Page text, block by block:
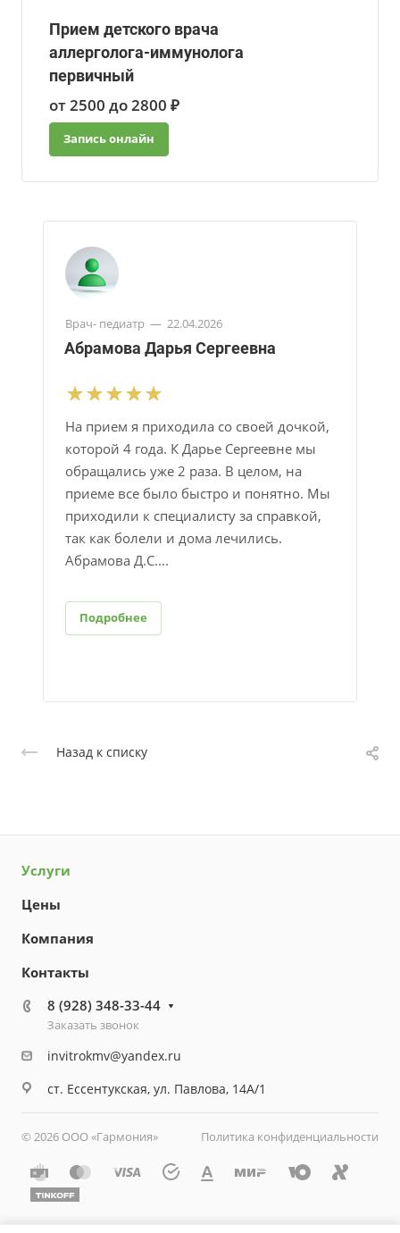
Прием детского врача
аллерголога-иммунолога
первичный
от 2500 до 2800 ₽
Запись онлайн
Врач- педиатр — 22.04.2026
Абрамова Дарья Сергеевна
На прием я приходила со своей дочкой,
которой 4 года. К Дарье Сергеевне мы
обращались уже 2 раза. В целом, на
приеме все было быстро и понятно. Мы
приходили к специалисту за справкой​,
так как болели и дома лечились.
Абрамова Д.С....
Подробнее
Назад к списку
Услуги
Цены
Компания
Контакты
8 (928) 348-33-44
Заказать звонок
invitrokmv@yandex.ru
ст. Ессентукская, ул. Павлова, 14А/1
© 2026 ООО «Гармония» Политика конфиденциальности